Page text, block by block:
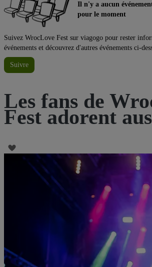
Il n'y a aucun
pour le moment
Suivez WrocLove Fest sur viagogo pour rester
événements et découvrez d'autres événements ci-
Suivre
Les fans de
Fest adorent